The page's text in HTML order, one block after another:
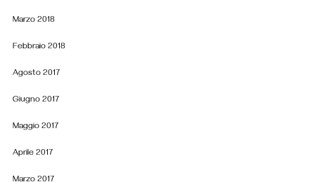
Marzo 2018
Febbraio 2018
Agosto 2017
Giugno 2017
Maggio 2017
Aprile 2017